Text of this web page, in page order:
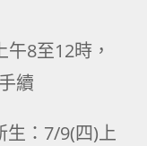
8至12時，
續
生：7/9(四)上